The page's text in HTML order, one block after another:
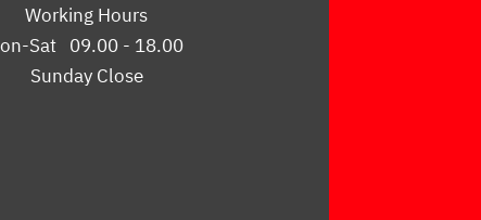
Working Hours
Sat 09.00 - 18.00
Sunday Close